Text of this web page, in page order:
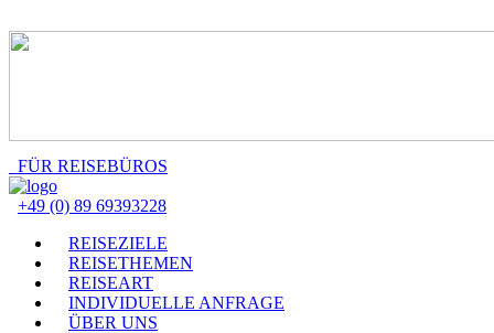
FÜR REISEBÜROS
+49 (0) 89 69393228
REISEZIELE
REISETHEMEN
REISEART
INDIVIDUELLE ANFRAGE
ÜBER UNS